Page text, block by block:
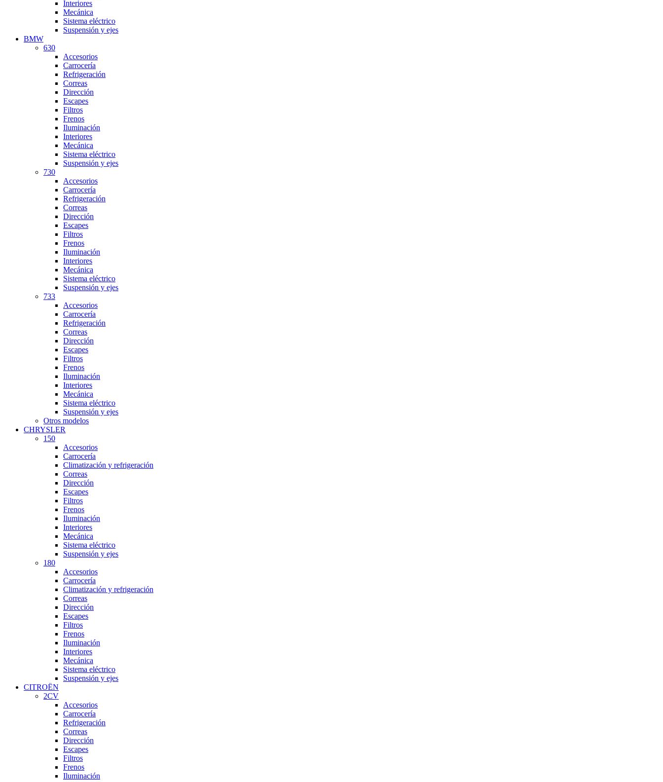
Interiores
Mecánica
Sistema eléctrico
Suspensión y ejes
BMW
630
Accesorios
Carrocería
Refrigeración
Correas
Dirección
Escapes
Filtros
Frenos
Iluminación
Interiores
Mecánica
Sistema eléctrico
Suspensión y ejes
730
Accesorios
Carrocería
Refrigeración
Correas
Dirección
Escapes
Filtros
Frenos
Iluminación
Interiores
Mecánica
Sistema eléctrico
Suspensión y ejes
733
Accesorios
Carrocería
Refrigeración
Correas
Dirección
Escapes
Filtros
Frenos
Iluminación
Interiores
Mecánica
Sistema eléctrico
Suspensión y ejes
Otros modelos
CHRYSLER
150
Accesorios
Carrocería
Climatización y refrigeración
Correas
Dirección
Escapes
Filtros
Frenos
Iluminación
Interiores
Mecánica
Sistema eléctrico
Suspensión y ejes
180
Accesorios
Carrocería
Climatización y refrigeración
Correas
Dirección
Escapes
Filtros
Frenos
Iluminación
Interiores
Mecánica
Sistema eléctrico
Suspensión y ejes
CITROËN
2CV
Accesorios
Carrocería
Refrigeración
Correas
Dirección
Escapes
Filtros
Frenos
Iluminación